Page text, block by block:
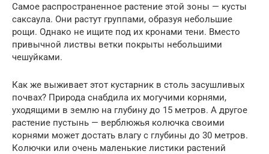
Самое распространенное растение этой зоны — кусты
саксаула. Они растут группами, образуя небольшие
рощи. Однако не ищите под их кронами тени. Вместо
привычной листвы ветки покрыты небольшими
чешуйками.
Как же выживает этот кустарник в столь засушливых
почвах? Природа снабдила их могучими корнями,
уходящими в землю на глубину до 15 метров. А другое
растение пустынь — верблюжья колючка своими
корнями может достать влагу с глубины до 30 метров.
Колючки или очень маленькие листики растений